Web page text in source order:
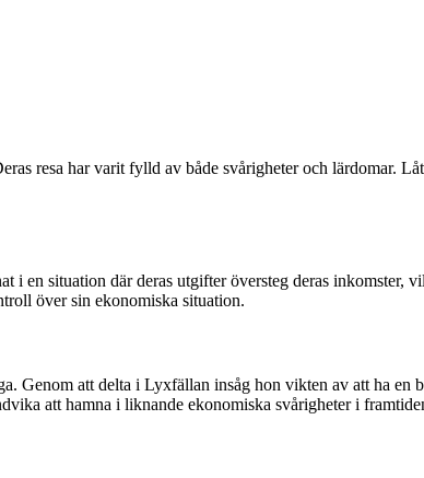
resa har varit fylld av både svårigheter och lärdomar.
en situation där deras utgifter översteg deras inkomster,
över sin ekonomiska situation.
Genom att delta i Lyxfällan insåg hon vikten av att ha en
att hamna i liknande ekonomiska svårigheter i